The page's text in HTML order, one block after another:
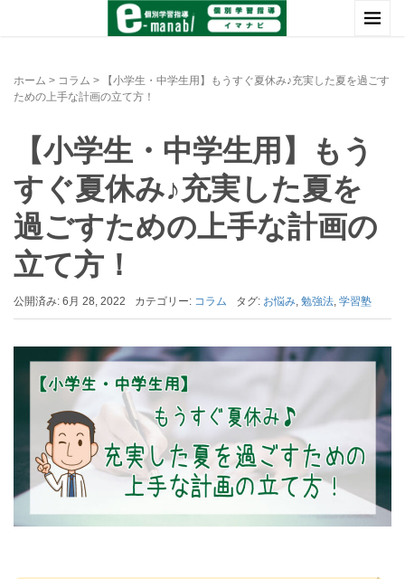
ホーム > コラム >
【小学生・中学生用】もうすぐ夏休み♪充実した夏を過ごす
ための上手な計画の立て方！
【小学生・中学生用】もう
すぐ夏休み♪充実した夏を
過ごすための上手な計画の
立て方！
公開済み: 6月 28, 2022 カテゴリー: コラム タグ: お悩み, 勉強法, 学習塾